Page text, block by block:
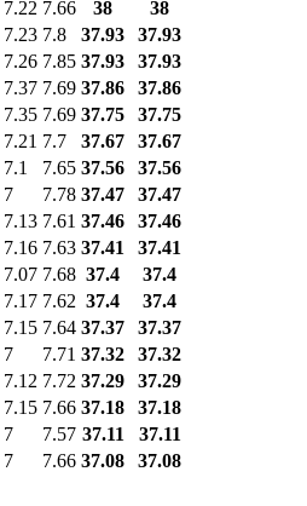
7.22 7.66 38
38
7.23 7.8 37.93
37.93
7.26 7.85 37.93
37.93
7.37 7.69 37.86
37.86
7.35 7.69 37.75
37.75
7.21 7.7 37.67
37.67
7.1 7.65 37.56
37.56
7 7.78 37.47
37.47
7.13 7.61 37.46
37.46
7.16 7.63 37.41
37.41
7.07 7.68 37.4
37.4
7.17 7.62 37.4
37.4
7.15 7.64 37.37
37.37
7 7.71 37.32
37.32
7.12 7.72 37.29
37.29
7.15 7.66 37.18
37.18
7 7.57 37.11
37.11
7 7.66 37.08 37.08